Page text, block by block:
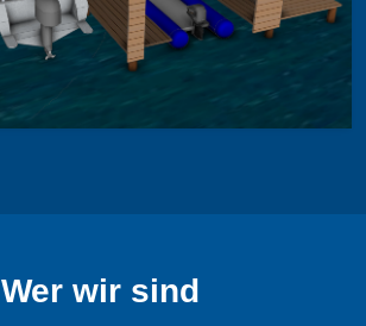
Wer wir sind